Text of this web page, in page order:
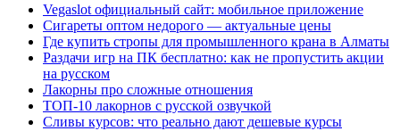
Vegaslot официальный сайт: мобильное приложение
Сигареты оптом недорого — актуальные цены
Где купить стропы для промышленного крана в Алматы
Раздачи игр на ПК бесплатно: как не пропустить акции
на русском
Лакорны про сложные отношения
ТОП-10 лакорнов с русской озвучкой
Сливы курсов: что реально дают дешевые курсы